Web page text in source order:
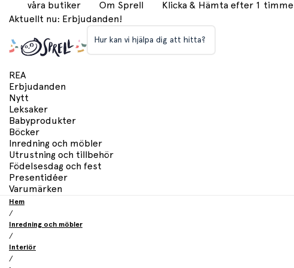
våra butiker Om Sprell Klicka & Hämta efter 1 timme
Aktuellt nu: Erbjudanden!
Hur kan vi hjälpa dig att hitta?
REA
Erbjudanden
Nytt
Leksaker
Babyprodukter
Böcker
Inredning och möbler
Utrustning och tillbehör
Födelsesdag och fest
Presentidéer
Varumärken
Hem
/
Inredning och möbler
/
Interiör
/